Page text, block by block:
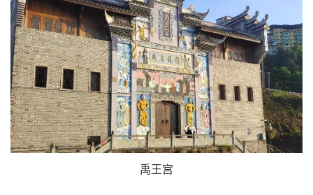
禹王宫